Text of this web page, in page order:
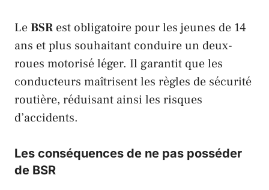
LeBSR est obligatoire pour les jeunes de 14
ans et plus souhaitant conduire un deux-
roues motorisé léger. Il garantit que les
conducteurs maîtrisent les règles de sécurité
routière, réduisant ainsi les risques
d’accidents.
Les conséquences de ne pas posséder
de BSR